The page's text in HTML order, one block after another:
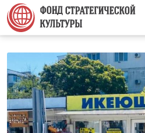
Перейти
основному
содержанию
Основная